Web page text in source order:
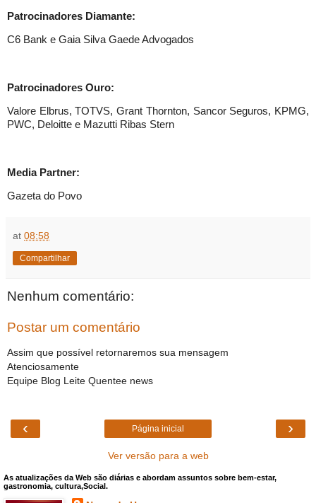
Patrocinadores Diamante:
C6 Bank e Gaia Silva Gaede Advogados
Patrocinadores Ouro:
Valore Elbrus, TOTVS, Grant Thornton, Sancor Seguros, KPMG,
PWC, Deloitte e Mazutti Ribas Stern
Media Partner:
Gazeta do Povo
at 08:58
Compartilhar
Nenhum comentário:
Postar um comentário
Assim que possível retornaremos sua mensagem
Atenciosamente
Equipe Blog Leite Quentee news
‹ ›
Página inicial
Ver versão para a web
As atualizações da Web são diárias e abordam assuntos sobre bem-estar,
gastronomia, cultura,Social.